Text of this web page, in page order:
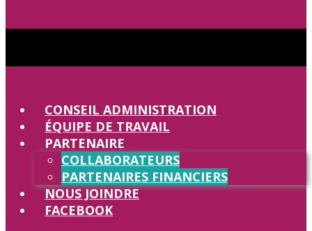
CONSEIL ADMINISTRATION
ÉQUIPE DE TRAVAIL
PARTENAIRE
COLLABORATEURS
PARTENAIRES FINANCIERS
NOUS JOINDRE
FACEBOOK